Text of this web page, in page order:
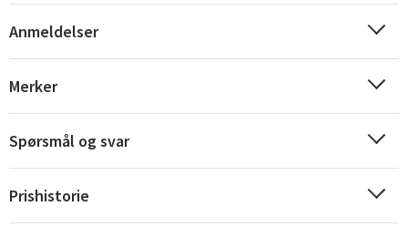
Anmeldelser
Merker
Spørsmål og svar
Prishistorie